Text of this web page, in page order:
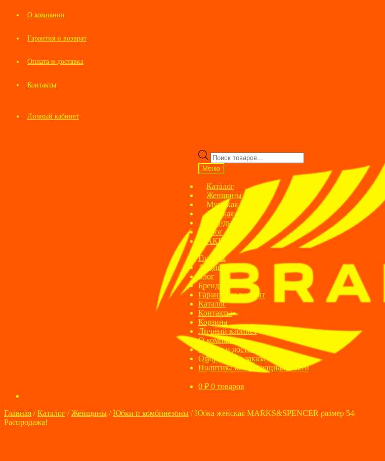
О компании
Гарантия и возврат
Оплата и доставка
Контакты
Личный кабинет
Поиск
товаров
Меню
Каталог
Женщины
Мужская одежда
Детская одежда
Бренды
Блог
АКЦИИ
Главная
Акции
Блог
Бренды
Гарантия и возврат
Каталог
Контакты
Корзина
Личный кабинет
О компании
Оплата и доставка
Оформление заказа
Политика конфиденциальности
0 ₽ 0 товаров
Главная /Каталог /Женщины /Юбки и комбинезоны /Юбка женская MARKS&SPENCER размер 54
Распродажа!